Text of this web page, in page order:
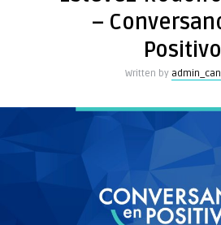
–
Positivo
Written by